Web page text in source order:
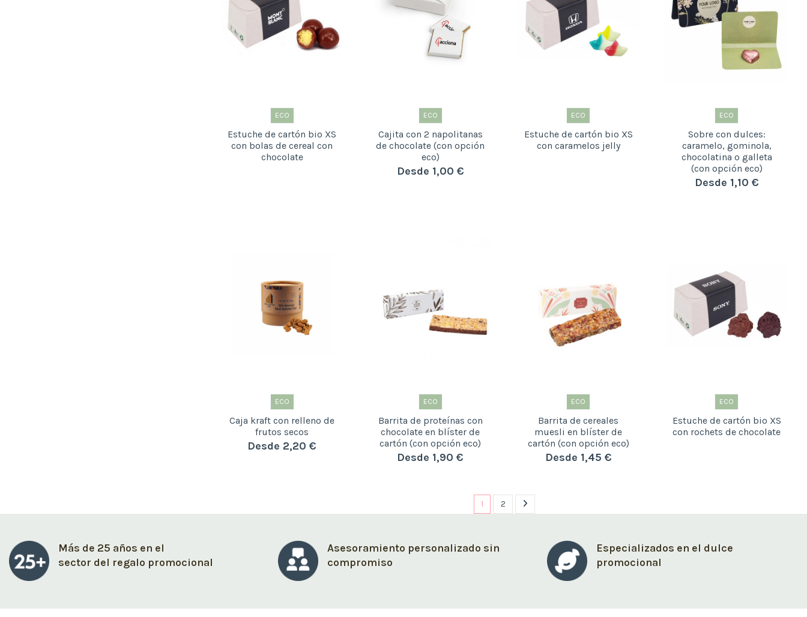
ECO
Estuche de cartón bio XS
con bolas de cereal con
chocolate
ECO
Cajita con 2 napolitanas
de chocolate (con opción
eco)
Desde 1,00 €
ECO
Estuche de cartón bio XS
con caramelos jelly
ECO
Sobre con dulces:
caramelo, gominola,
chocolatina o galleta
(con opción eco)
Desde 1,10 €
ECO
Caja kraft con relleno de
frutos secos
Desde 2,20 €
ECO
Barrita de proteínas con
chocolate en blíster de
cartón (con opción eco)
Desde 1,90 €
ECO
Barrita de cereales
muesli en blíster de
cartón (con opción eco)
Desde 1,45 €
ECO
Estuche de cartón bio XS
con rochets de chocolate
1 2
Más de 25 años en el
sector del regalo promocional
Asesoramiento personalizado sin
compromiso
Especializados en el dulce
promocional